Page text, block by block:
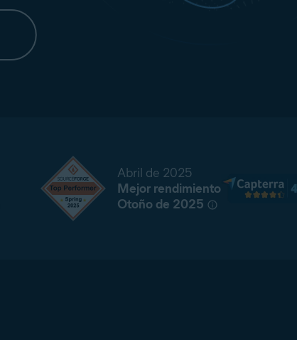
Abril de 2025
Mejor rendimiento
Otoño de 2025